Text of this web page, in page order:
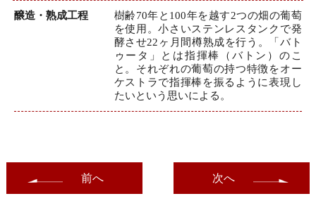
醸造・熟成工程
樹齢70年と100年を越す2つの畑の葡萄
を使用。小さいステンレスタンクで発
酵させ22ヶ月間樽熟成を行う。「バト
ゥータ」とは指揮棒（バトン）のこ
と。それぞれの葡萄の持つ特徴をオー
ケストラで指揮棒を振るように表現し
たいという思いによる。
前へ 次へ